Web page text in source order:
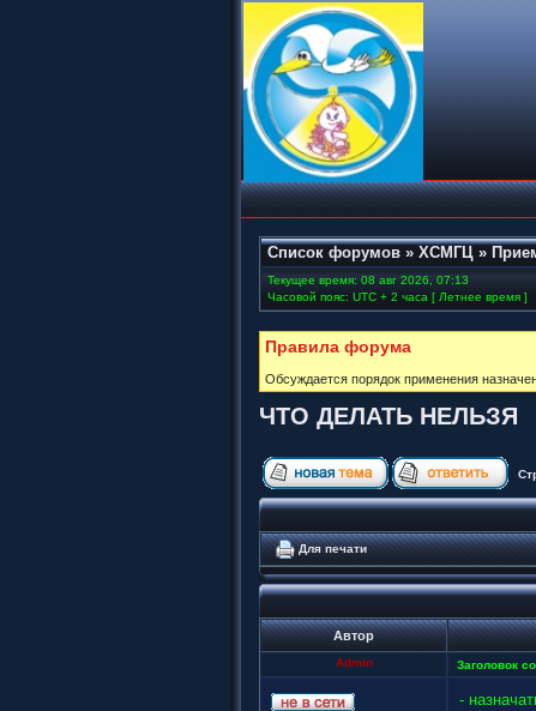
Список форумов » ХСМГЦ »
Текущее время: 08 авг 2026, 07:13
Часовой пояс: UTC + 2 часа [ Летнее время ]
Правила форума
Обсуждается порядок применения
ЧТО ДЕЛАТЬ НЕЛЬЗЯ
Для печати
Автор
Admin Заголовок
-